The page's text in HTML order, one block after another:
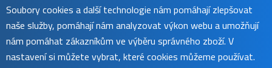
Uživatelský manuál naleznete natéto stránce.
Soubory cookies a další technologie nám pomáhají zlepšovat
naše služby, pomáhají nám analyzovat výkon webu a umožňují
nám pomáhat zákazníkům ve výběru správného zboží. V
nastavení si můžete vybrat, které cookies můžeme používat.